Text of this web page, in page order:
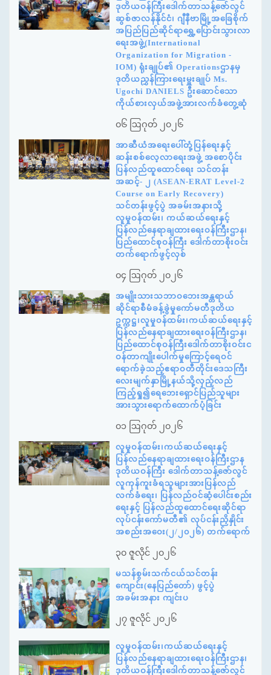
ဒုတိယဝန်ကြီးဒေါက်တာသန့်ဇော်လွင်
ဆွစ်ဇာလန်နိုင်ငံ၊ ဂျီနီဗာမြို့အခြေစိုက်
အပြည်ပြည်ဆိုင်ရာရွှေ့ပြောင်းသွားလာ
ရေးအဖွဲ့(International
Organization for Migration -
IOM) ရုံးချုပ်၏ Operationsဌာနမှ
ဒုတိယညွှန်ကြားရေးမှူးချုပ် Ms.
Ugochi DANIELS ဦးဆောင်သော
ကိုယ်စားလှယ်အဖွဲ့အားလက်ခံတွေ့ဆုံ
၀၆ ဩဂုတ် ၂၀၂၆
အာဆီယံအရေးပေါ်တုံ့ပြန်ရေးနှင့်
ဆန်းစစ်လေ့လာရေးအဖွဲ့ အစောပိုင်း
ပြန်လည်ထူထောင်ရေး သင်တန်း
အဆင့်- ၂ (ASEAN-ERAT Level-2
Course on Early Recovery)
သင်တန်းဖွင့်ပွဲ အခမ်းအနားသို့
လူမှုဝန်ထမ်း၊ ကယ်ဆယ်ရေးနှင့်
ပြန်လည်နေရာချထားရေးဝန်ကြီးဌာန၊
ပြည်ထောင်စုဝန်ကြီး ဒေါက်တာစိုးဝင်း
တက်ရောက်ဖွင့်လှစ်
၀၄ ဩဂုတ် ၂၀၂၆
အမျိုးသားသဘာဝဘေးအန္တရာယ်
ဆိုင်ရာစီမံခန့်ခွဲမှုကော်မတီဒုတိယ
ဥက္ကဋ္ဌ၊လူမှုဝန်ထမ်း၊ကယ်ဆယ်ရေးနှင့်
ပြန်လည်နေရာချထားရေးဝန်ကြီးဌာန၊
ပြည်ထောင်စုဝန်ကြီးဒေါက်တာစိုးဝင်းင
ဝန်တာကျိုးပေါက်မှုကြောင့်ရေဝင်
ရောက်ခဲ့သည့်ဧရာဝတီတိုင်းဒေသကြီး
လေးမျက်နှာမြို့နယ်သို့လှည့်လည်
ကြည့်ရှု၍ရေဘေးရှောင်ပြည်သူများ
အားသွားရောက်ထောက်ပံ့ခြင်း
၀၁ ဩဂုတ် ၂၀၂၆
လူမှုဝန်ထမ်း၊ကယ်ဆယ်ရေးနှင့်
ပြန်လည်နေရာချထားရေးဝန်ကြီးဌာန
ဒုတိယဝန်ကြီး ဒေါက်တာသန့်ဇော်လွင်
လူကုန်ကူးခံရသူများအားပြန်လည်
လက်ခံရေး၊ ပြန်လည်ဝင်ဆံ့ပေါင်းစည်း
ရေးနှင့် ပြန်လည်ထူထောင်ရေးဆိုင်ရာ
လုပ်ငန်းကော်မတီ၏ လုပ်ငန်းညှိနှိုင်း
အစည်းအဝေး(၂/၂၀၂၆) တက်ရောက်
၃၀ ဇူလိုင် ၂၀၂၆
မသန်စွမ်းသက်ငယ်သင်တန်း
ကျောင်း(နေပြည်တော်) ဖွင့်ပွဲ
အခမ်းအနား ကျင်းပ
၂၇ ဇူလိုင် ၂၀၂၆
လူမှုဝန်ထမ်း၊ကယ်ဆယ်ရေးနှင့်
ပြန်လည်နေရာချထားရေးဝန်ကြီးဌာန၊
ဒုတိယဝန်ကြီးဒေါက်တာသန့်ဇော်လွင်